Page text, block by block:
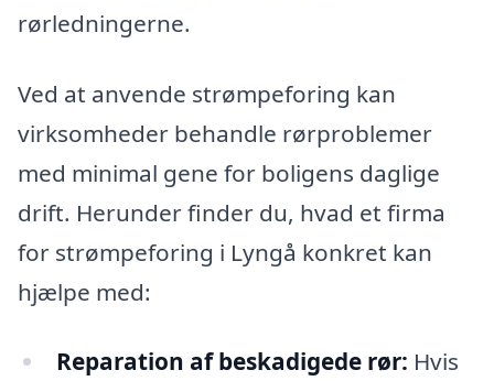
rørledningerne.
Ved at anvende strømpeforing kan
virksomheder behandle rørproblemer
med minimal gene for boligens daglige
drift. Herunder finder du, hvad et firma
for strømpeforing i Lyngå konkret kan
hjælpe med:
Reparation af beskadigede rør: Hvis